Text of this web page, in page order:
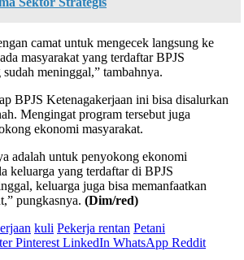
camat untuk mengecek langsung ke
masyarakat yang terdaftar BPJS
meninggal,” tambahnya.
BPJS Ketenagakerjaan ini bisa disalurkan
Mengingat program tersebut juga
ekonomi masyarakat.
adalah untuk penyokong ekonomi
keluarga yang terdaftar di BPJS
keluarga juga bisa memanfaatkan
pungkasnya. (Dim/red)
kuli Pekerja rentan Petani
Pinterest LinkedIn WhatsApp Reddit